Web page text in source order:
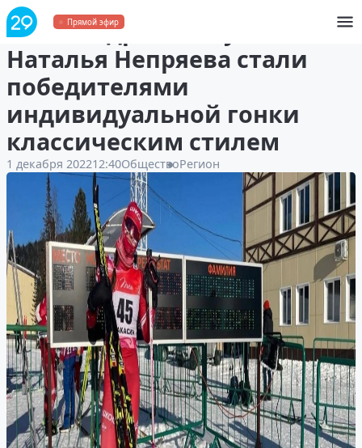
Прямой эфир
Александр Большунов и
Наталья Непряева стали
победителями
индивидуальной гонки
классическим стилем
1 декабря 202212:40ОбществоРегион